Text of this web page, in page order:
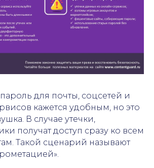
для почты, соцсетей и
кажется удобным, но это
В случае утечки,
получат доступ сразу ко всем
Такой сценарий называют